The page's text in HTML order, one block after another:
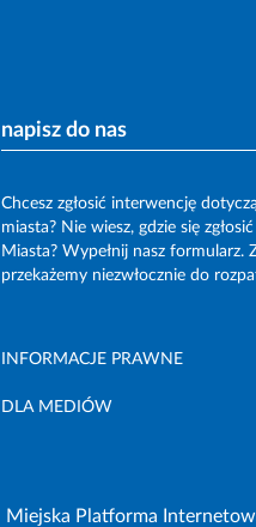
napisz do nas
Chcesz zgłosić interwencję
miasta? Nie wiesz, gdzie się
Miasta? Wypełnij nasz formularz.
przekażemy niezwłocznie do
INFORMACJE PRAWNE
DLA MEDIÓW
Miejska Platforma